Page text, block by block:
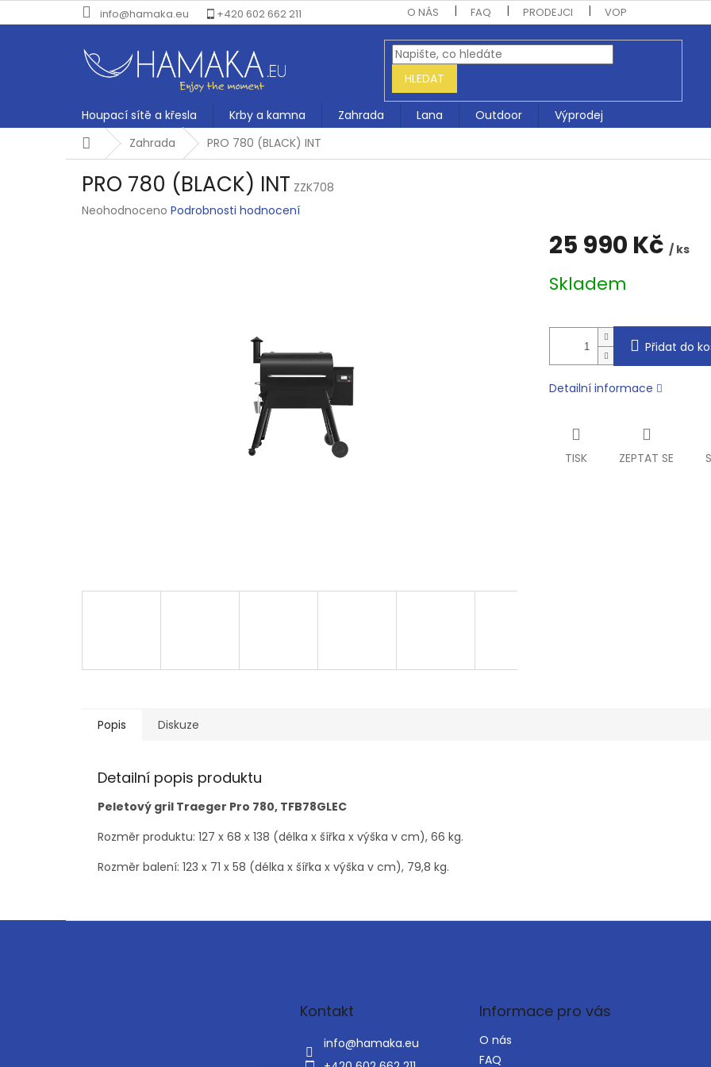
na
info@hamaka.eu +420 602 662 211 O NÁS FAQ PRODEJCI VOP
HLEDAT
Houpací sítě a křesla Krby a kamna Zahrada Lana Outdoor
Výprodej
DomůZahrada PRO 780 (BLACK) INT
PRO 780 (BLACK) INT ZZK708
Průměrné
Neohodnoceno Podrobnosti hodnocení
25 990 Kč / ks
cena:
Skladem
Přidat do
Detailní informace
TISK ZEPTAT SE
Popis Diskuze
Detailní popis produktu
Peletový gril Traeger Pro 780, TFB78GLEC
Rozměr produktu: 127 x 68 x 138 (délka x šířka x výška v cm), 66 kg.
Rozměr balení: 123 x 71 x 58 (délka x šířka x výška v cm), 79,8 kg.
Kontakt
info@hamaka.eu
Informace pro vás
O nás
FAQ